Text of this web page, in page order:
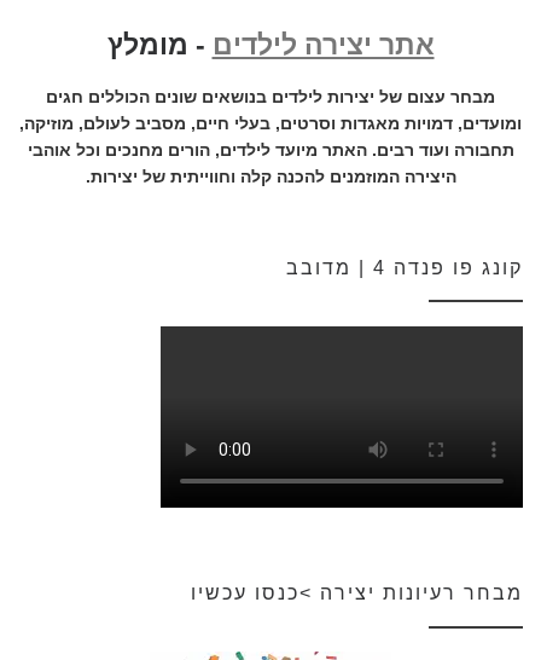
אתר יצירה לילדים - מומלץ
מבחר עצום של יצירות לילדים בנושאים שונים הכוללים חגים
ומועדים, דמויות מאגדות וסרטים, בעלי חיים, מסביב לעולם, מוזיקה,
תחבורה ועוד רבים. האתר מיועד לילדים, הורים מחנכים וכל אוהבי
היצירה המוזמנים להכנה קלה וחווייתית של יצירות.
קונג פו פנדה 4 | מדובב
מבחר רעיונות יצירה >כנסו עכשיו